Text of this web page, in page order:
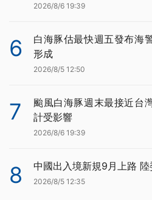
2026/8/6 19:39
6
白海豚估最快週五發布海
形成
2026/8/5 12:50
7
颱風白海豚週末最接近台
計受影響
2026/8/6 19:39
8 中國出入境新規9月上路
2026/8/5 12:35